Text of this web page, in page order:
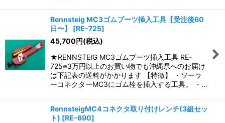
Rennsteig MC3ゴムブーツ挿入工具【受注後60
日〜】
[RE-725]
45,700円(税込)
★RENNSTEIG MC3ゴムブーツ挿入工具 RE-
725※3万円以上のお買い物でも沖縄県へのお届け
は下記表の送料がかかります 【特徴】 ・ソーラ
ーコネクターMC3にゴム栓を挿入する工具。 ・…
RennsteigMC4コネクタ取り付けレンチ(3組セッ
ト) [RE-690]